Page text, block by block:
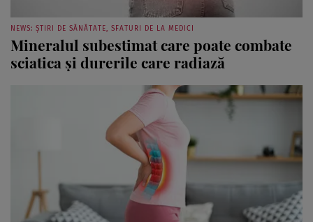
NEWS: ȘTIRI DE SĂNĂTATE, SFATURI DE LA MEDICI
Mineralul subestimat care poate combate
sciatica și durerile care radiază